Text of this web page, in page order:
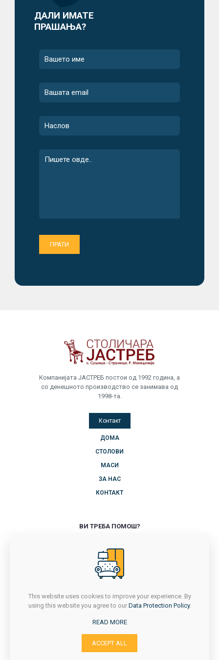
ДАЛИ ИМАТЕ
ПРАШАЊА?
Компанијата ЈАСТРЕБ постои од 1992 година, а
со денешното производство се занимава од
1998-та.
Контакт
ДОМА
СТОЛОВИ
МАСИ
ЗА НАС
КОНТАКТ
ВИ ТРЕБА ПОМОШ?
ПОНЕДЕЛНИК-ПЕТОК
7Ч - 16Ч
НЕДЕЛА
с. Сушица, Струмица
Email: stolicara_jastreb@yahoo.com
This website uses cookies to improve your experience. By
using this website you agree to our Data Protection Policy.
READ MORE
ACCEPT ALL